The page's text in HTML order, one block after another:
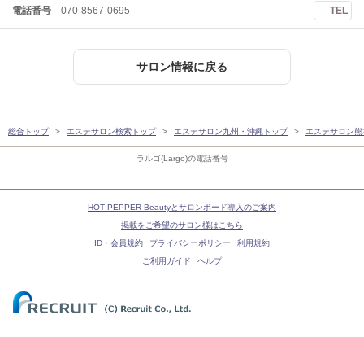
ラルゴ(Largo)の電話番号
電話番号 070-8567-0695 TEL
サロン情報に戻る
総合トップ エステサロン検索トップ エステサロン九州・沖縄トップ エステサロン
HOT PEPPER Beautyとサロンボード導入のご案内
掲載をご希望のサロン様はこちら
ID・会員規約
プライバシーポリシー
利用規約
ご利用ガイド
ヘルプ